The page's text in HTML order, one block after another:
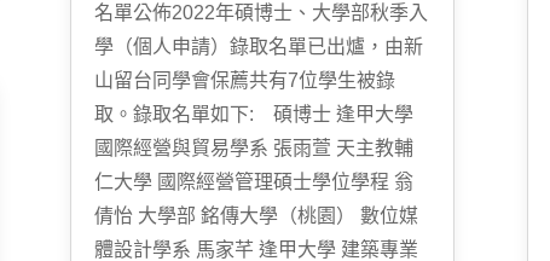
名單公佈2022年碩博士、大學部秋季入
學（個人申請）錄取名單已出爐，由新
山留台同學會保薦共有7位學生被錄
取。錄取名單如下: 碩博士 逢甲大學
國際經營與貿易學系 張雨萱 天主教輔
仁大學 國際經營管理碩士學位學程 翁
倩怡 大學部 銘傳大學（桃園） 數位媒
體設計學系 馬家芊 逢甲大學 建築專業